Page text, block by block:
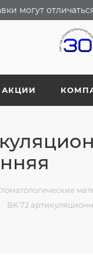
могут
АКЦИИ
BK 72